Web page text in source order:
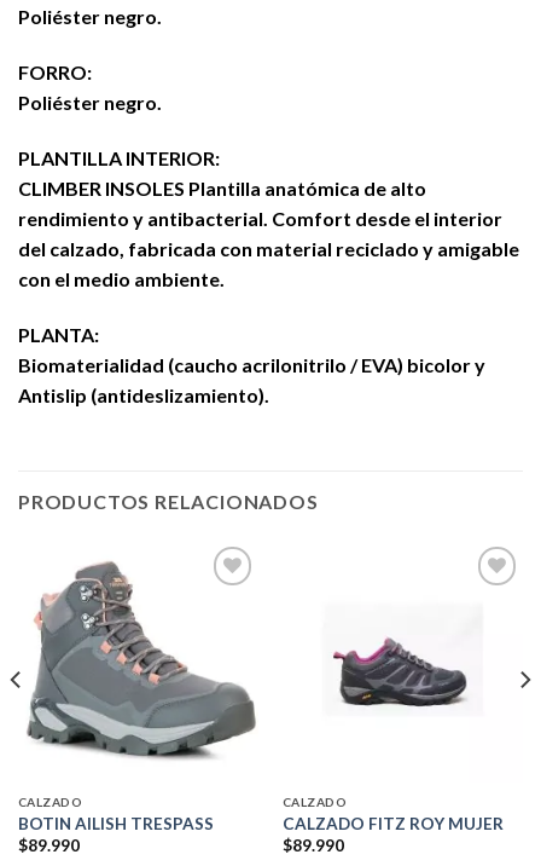
Poliéster negro.
FORRO:
Poliéster negro.
PLANTILLA INTERIOR:
CLIMBER INSOLES Plantilla anatómica de alto
rendimiento y antibacterial. Comfort desde el interior
del calzado, fabricada con material reciclado y amigable
con el medio ambiente.
PLANTA:
Biomaterialidad (caucho acrilonitrilo / EVA) bicolor y
Antislip (antideslizamiento).
PRODUCTOS RELACIONADOS
CALZADO
BOTIN AILISH TRESPASS
$89.990
CALZADO
CALZADO FITZ ROY MUJER
$89.990